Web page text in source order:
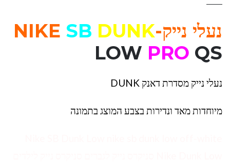
נעלי נייק-NIKE SB DUNK
LOW PRO QS
נעלי נייק מסדרת דאנק DUNK
מיוחדות מאד ונדירות בצבע המוצג בתמונה